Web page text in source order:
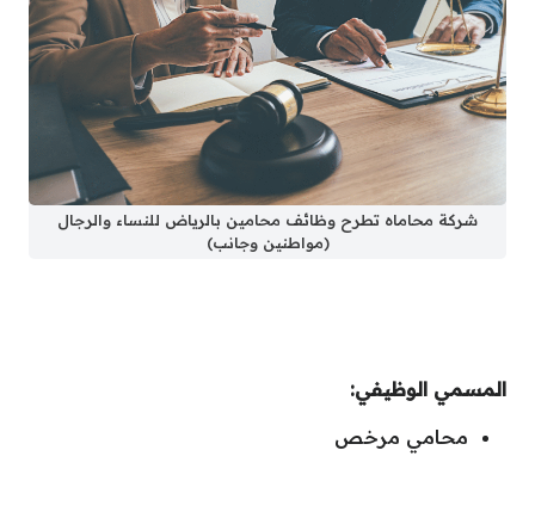
شركة محاماه تطرح وظائف محامين بالرياض للنساء والرجال
(مواطنين وجانب)
المسمي الوظيفي:
محامي مرخص